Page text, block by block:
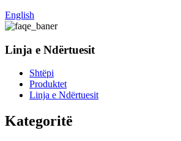
English
Linja e Ndërtuesit
Shtëpi
Produktet
Linja e Ndërtuesit
Kategoritë